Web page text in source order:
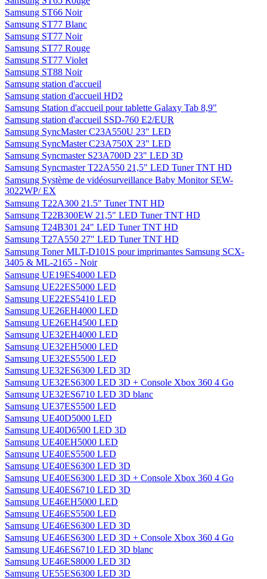
Samsung ST66 Noir
Samsung ST77 Blanc
Samsung ST77 Noir
Samsung ST77 Rouge
Samsung ST77 Violet
Samsung ST88 Noir
Samsung station d'accueil
Samsung station d'accueil HD2
Samsung Station d'accueil pour tablette Galaxy Tab 8,9"
Samsung station d'accueil SSD-760 E2/EUR
Samsung SyncMaster C23A550U 23" LED
Samsung SyncMaster C23A750X 23" LED
Samsung Syncmaster S23A700D 23" LED 3D
Samsung Syncmaster T22A550 21,5" LED Tuner TNT HD
Samsung Système de vidéosurveillance Baby Monitor SEW-
3022WP/ EX
Samsung T22A300 21.5" Tuner TNT HD
Samsung T22B300EW 21,5" LED Tuner TNT HD
Samsung T24B301 24" LED Tuner TNT HD
Samsung T27A550 27" LED Tuner TNT HD
Samsung Toner MLT-D101S pour imprimantes Samsung SCX-
3405 & ML-2165 - Noir
Samsung UE19ES4000 LED
Samsung UE22ES5000 LED
Samsung UE22ES5410 LED
Samsung UE26EH4000 LED
Samsung UE26EH4500 LED
Samsung UE32EH4000 LED
Samsung UE32EH5000 LED
Samsung UE32ES5500 LED
Samsung UE32ES6300 LED 3D
Samsung UE32ES6300 LED 3D + Console Xbox 360 4 Go
Samsung UE32ES6710 LED 3D blanc
Samsung UE37ES5500 LED
Samsung UE40D5000 LED
Samsung UE40D6500 LED 3D
Samsung UE40EH5000 LED
Samsung UE40ES5500 LED
Samsung UE40ES6300 LED 3D
Samsung UE40ES6300 LED 3D + Console Xbox 360 4 Go
Samsung UE40ES6710 LED 3D
Samsung UE46EH5000 LED
Samsung UE46ES5500 LED
Samsung UE46ES6300 LED 3D
Samsung UE46ES6300 LED 3D + Console Xbox 360 4 Go
Samsung UE46ES6710 LED 3D blanc
Samsung UE46ES8000 LED 3D
Samsung UE55ES6300 LED 3D